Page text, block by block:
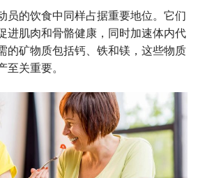
员的饮食中同样占据重要地位。它们
进肌肉和骨骼健康，同时加速体内代
的矿物质包括钙、铁和镁，这些物质
至关重要。